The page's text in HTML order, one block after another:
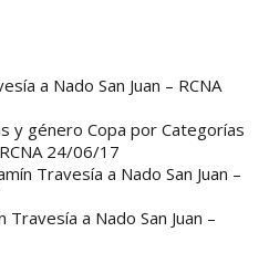
a Nado San Juan – RCNA
y género Copa por Categorías
24/06/17
Travesía a Nado San Juan –
Travesía a Nado San Juan –